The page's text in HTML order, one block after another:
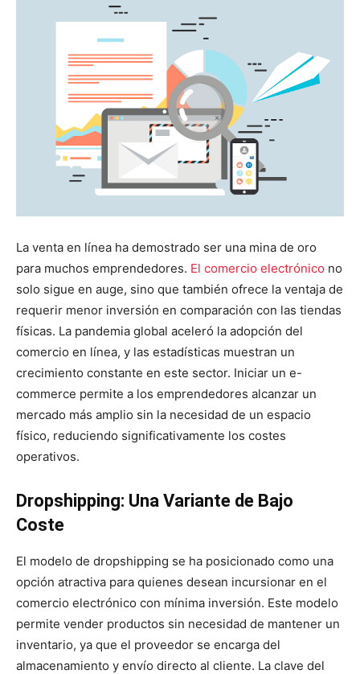
La venta en línea ha demostrado ser una mina de oro
para muchos emprendedores. El comercio electrónico no
solo sigue en auge, sino que también ofrece la ventaja de
requerir menor inversión en comparación con las tiendas
físicas. La pandemia global aceleró la adopción del
comercio en línea, y las estadísticas muestran un
crecimiento constante en este sector. Iniciar un e-
commerce permite a los emprendedores alcanzar un
mercado más amplio sin la necesidad de un espacio
físico, reduciendo significativamente los costes
operativos.
Dropshipping: Una Variante de Bajo
Coste
El modelo de dropshipping se ha posicionado como una
opción atractiva para quienes desean incursionar en el
comercio electrónico con mínima inversión. Este modelo
permite vender productos sin necesidad de mantener un
inventario, ya que el proveedor se encarga del
almacenamiento y envío directo al cliente. La clave del